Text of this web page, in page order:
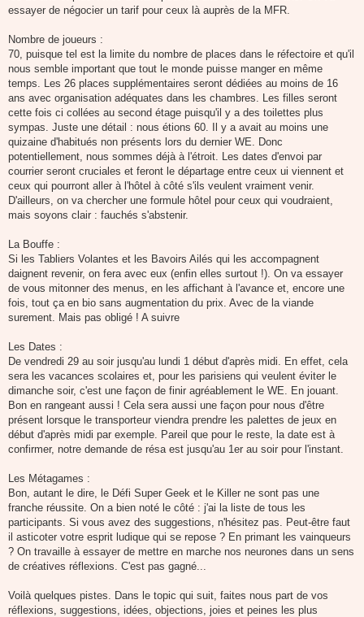
essayer de négocier un tarif pour ceux là auprès de la MFR.
Nombre de joueurs :
70, puisque tel est la limite du nombre de places dans le réfectoire et qu'il
nous semble important que tout le monde puisse manger en même
temps. Les 26 places supplémentaires seront dédiées au moins de 16
ans avec organisation adéquates dans les chambres. Les filles seront
cette fois ci collées au second étage puisqu'il y a des toilettes plus
sympas. Juste une détail : nous étions 60. Il y a avait au moins une
quizaine d'habitués non présents lors du dernier WE. Donc
potentiellement, nous sommes déjà à l'étroit. Les dates d'envoi par
courrier seront cruciales et feront le départage entre ceux ui viennent et
ceux qui pourront aller à l'hôtel à côté s'ils veulent vraiment venir.
D'ailleurs, on va chercher une formule hôtel pour ceux qui voudraient,
mais soyons clair : fauchés s'abstenir.
La Bouffe :
Si les Tabliers Volantes et les Bavoirs Ailés qui les accompagnent
daignent revenir, on fera avec eux (enfin elles surtout !). On va essayer
de vous mitonner des menus, en les affichant à l'avance et, encore une
fois, tout ça en bio sans augmentation du prix. Avec de la viande
surement. Mais pas obligé ! A suivre
Les Dates :
De vendredi 29 au soir jusqu'au lundi 1 début d'après midi. En effet, cela
sera les vacances scolaires et, pour les parisiens qui veulent éviter le
dimanche soir, c'est une façon de finir agréablement le WE. En jouant.
Bon en rangeant aussi ! Cela sera aussi une façon pour nous d'être
présent lorsque le transporteur viendra prendre les palettes de jeux en
début d'après midi par exemple. Pareil que pour le reste, la date est à
confirmer, notre demande de résa est jusqu'au 1er au soir pour l'instant.
Les Métagames :
Bon, autant le dire, le Défi Super Geek et le Killer ne sont pas une
franche réussite. On a bien noté le côté : j'ai la liste de tous les
participants. Si vous avez des suggestions, n'hésitez pas. Peut-être faut
il asticoter votre esprit ludique qui se repose ? En primant les vainqueurs
? On travaille à essayer de mettre en marche nos neurones dans un sens
de créatives réflexions. C'est pas gagné...
Voilà quelques pistes. Dans le topic qui suit, faites nous part de vos
réflexions, suggestions, idées, objections, joies et peines les plus